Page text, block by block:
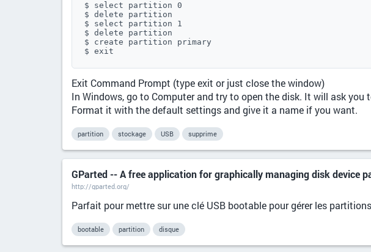
$ select partition 0
$ delete partition
$ select partition 1
$ delete partition
$ create partition primary
$ exit
Exit Command Prompt (type exit or just close the window)
In Windows, go to Computer and try to open the disk. It will ask you
Format it with the default settings and give it a name if you want.
partition stockage USB supprime
GParted -- A free application for graphically managing disk device
http://gparted.org/
Parfait pour mettre sur une clé USB bootable pour gérer les
bootable partition disque